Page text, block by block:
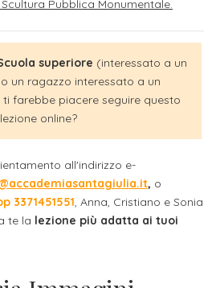
Pubblica Monumentale.
superiore (interessato a un
un ragazzo interessato a un
farebbe piacere seguire questo
online?
all'indirizzo e-
, o
3371451551, Anna, Cristiano e Sonia
te la lezione più adatta ai tuoi